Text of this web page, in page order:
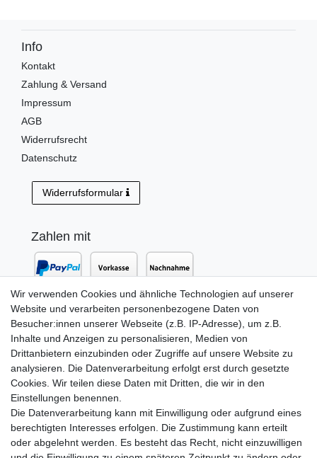
Info
Kontakt
Zahlung & Versand
Impressum
AGB
Widerrufsrecht
Datenschutz
Widerrufsformular
Zahlen mit
Versand mit
Newsletter Anmeldung
Wir verwenden Cookies und ähnliche Technologien auf unserer
Website und verarbeiten personenbezogene Daten von
Besucher:innen unserer Webseite (z.B. IP-Adresse), um z.B.
Inhalte und Anzeigen zu personalisieren, Medien von
Drittanbietern einzubinden oder Zugriffe auf unsere Website zu
analysieren. Die Datenverarbeitung erfolgt erst durch gesetzte
Cookies. Wir teilen diese Daten mit Dritten, die wir in den
Einstellungen benennen.
Die Datenverarbeitung kann mit Einwilligung oder aufgrund eines
berechtigten Interesses erfolgen. Die Zustimmung kann erteilt
oder abgelehnt werden. Es besteht das Recht, nicht einzuwilligen